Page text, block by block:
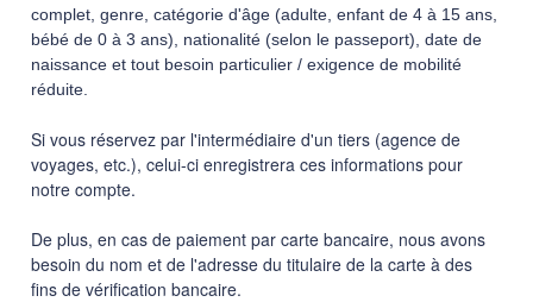
complet, genre, catégorie d'âge (adulte, enfant de 4 à 15 ans,
bébé de 0 à 3 ans), nationalité (selon le passeport), date de
naissance et tout besoin particulier / exigence de mobilité
réduite.
Si vous réservez par l'intermédiaire d'un tiers (agence de
voyages, etc.), celui-ci enregistrera ces informations pour
notre compte.
De plus, en cas de paiement par carte bancaire, nous avons
besoin du nom et de l'adresse du titulaire de la carte à des
fins de vérification bancaire.